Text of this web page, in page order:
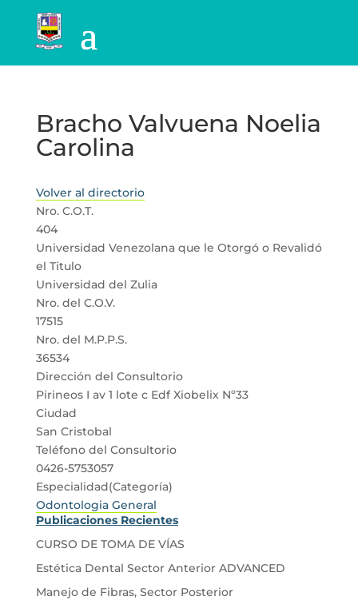
Bracho Valvuena Noelia
Carolina
Volver al directorio
Nro. C.O.T.
404
Universidad Venezolana que le Otorgó o Revalidó
el Titulo
Universidad del Zulia
Nro. del C.O.V.
17515
Nro. del M.P.P.S.
36534
Dirección del Consultorio
Pirineos I av 1 lote c Edf Xiobelix Nº33
Ciudad
San Cristobal
Teléfono del Consultorio
0426-5753057
Especialidad(Categoría)
Odontologia General
Publicaciones Recientes
CURSO DE TOMA DE VÍAS
Estética Dental Sector Anterior ADVANCED
Manejo de Fibras, Sector Posterior